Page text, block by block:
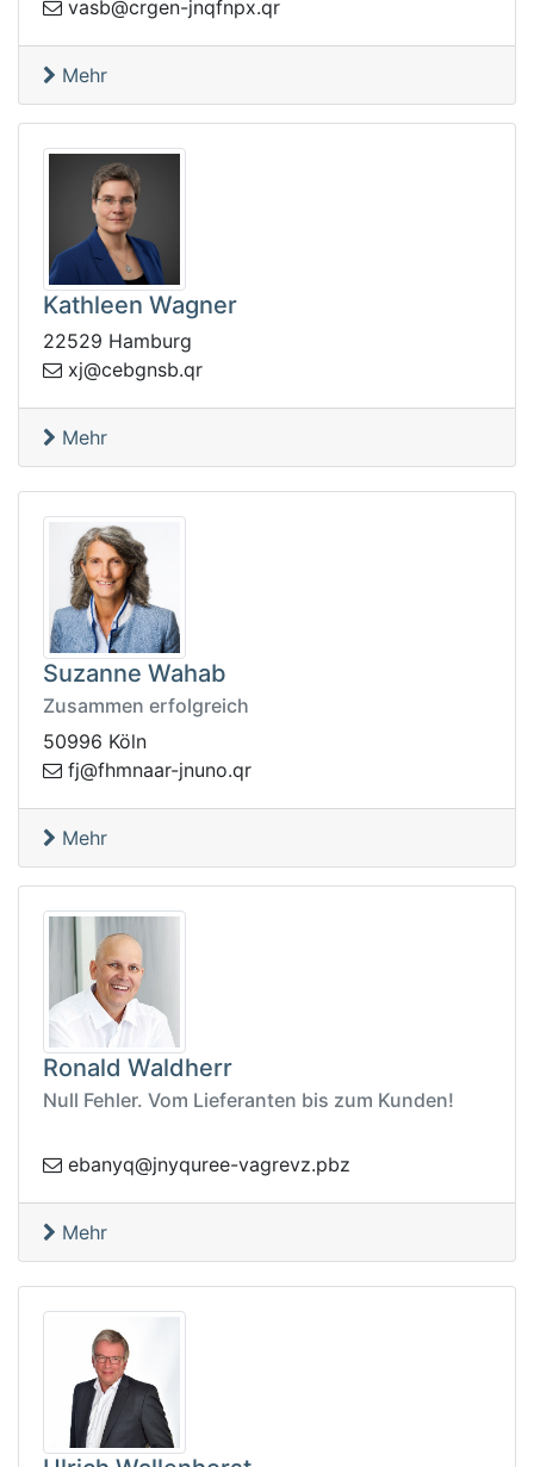
rq.xp
nfqnj-negrc@bsav
Mehr
Kathleen Wagner
22529 Hamburg
rq.bsngbec@j
x
Mehr
Suzanne Wahab
Zusammen erfolgreich
50996 Köln
rq.onun
j-raanmhf@jf
Mehr
Ronald Waldherr
Null Fehler. Vom Lieferanten bis zum Kunden!
zbp.zvergav-eeruqyn
j@qynabe
Mehr